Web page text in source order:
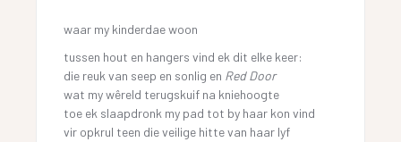
waar my kinderdae woon
tussen hout en hangers vind ek dit elke keer:
die reuk van seep en sonlig en Red Door
wat my wêreld terugskuif na kniehoogte
toe ek slaapdronk my pad tot by haar kon vind
vir opkrul teen die veilige hitte van haar lyf